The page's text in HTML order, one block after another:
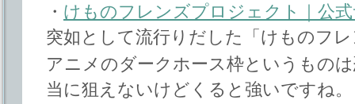
・ けものフレンズプロジェクト｜公
突如として流行りだした「けものフ
アニメのダークホース枠というもの
当に狙えないけどくると強いですね。